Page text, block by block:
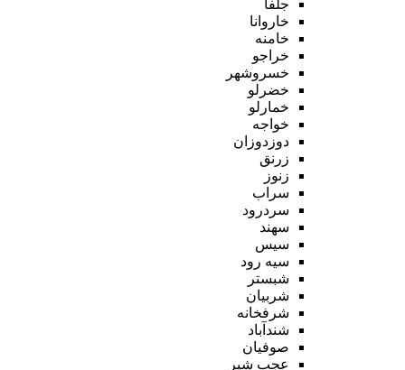
جلفا
خاروانا
خامنه
خراجو
خسروشهر
خضرلو
خمارلو
خواجه
دوزدوزان
زرنق
زنوز
سراب
سردرود
سهند
سیس
سیه رود
شبستر
شربیان
شرفخانه
شندآباد
صوفیان
عجب شیر